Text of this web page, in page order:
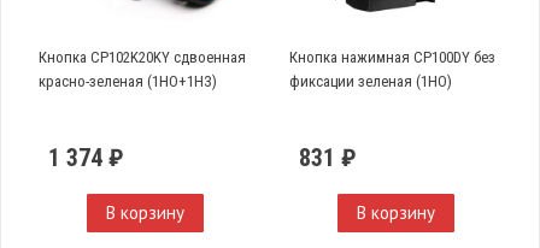
Кнопка CP102K20KY сдвоенная
красно-зеленая (1НО+1НЗ)
1 374 ₽
В корзину
Кнопка нажимная CP100DY без
фиксации зеленая (1НО)
831 ₽
В корзину